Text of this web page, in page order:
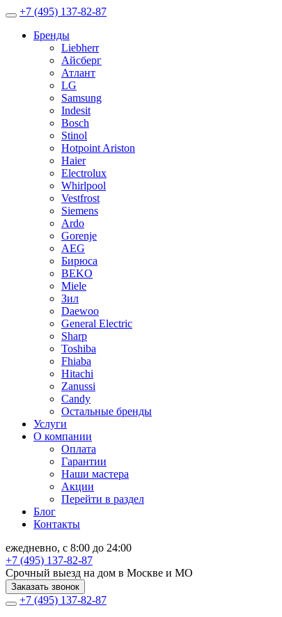
+7 (495) 137-82-87
Бренды
Liebherr
Айсберг
Атлант
LG
Samsung
Indesit
Bosch
Stinol
Hotpoint Ariston
Haier
Electrolux
Whirlpool
Vestfrost
Siemens
Ardo
Gorenje
AEG
Бирюса
BEKO
Miele
Зил
Daewoo
General Electric
Sharp
Toshiba
Fhiaba
Hitachi
Zanussi
Candy
Остальные бренды
Услуги
О компании
Оплата
Гарантии
Наши мастера
Акции
Перейти в раздел
Блог
Контакты
ежедневно, с 8:00 до 24:00
+7 (495) 137-82-87
Срочный выезд на дом в Москве и МО
Заказать звонок
+7 (495) 137-82-87